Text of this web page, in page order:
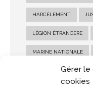
Gérer le
cookies
HARCÈLEMENT
LÉGION ÉTRANGÈRE
MARINE NATIONALE
PENSION MILITAIRE